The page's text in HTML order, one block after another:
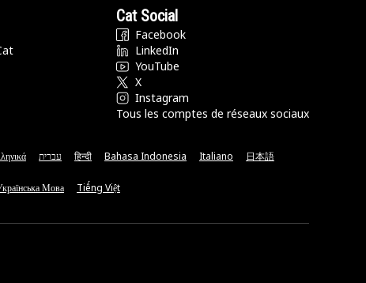
Cat Social
Facebook
LinkedIn
YouTube
X
Instagram
Tous les comptes de réseaux sociaux
עברית हिन्दी Bahasa Indonesia Italiano 日本語
Мова Tiếng Việt